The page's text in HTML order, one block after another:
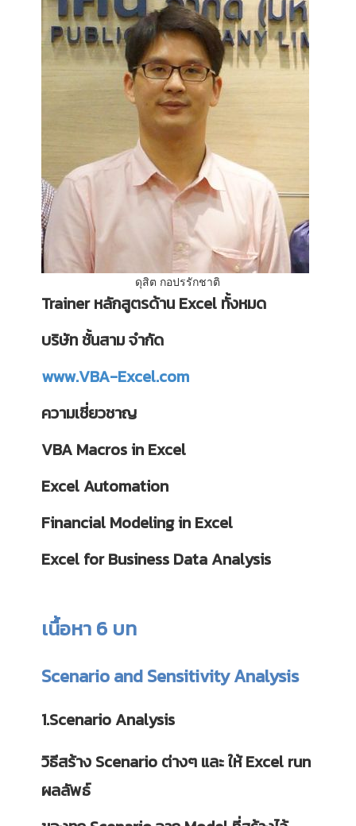
ดุสิต กอปรรักชาติ
Trainer หลักสูตรด้าน Excel ทั้งหมด
บริษัท ชั้นสาม จำกัด
www.VBA-Excel.com
ความเชี่ยวชาญ
VBA Macros in Excel
Excel Automation
Financial Modeling in Excel
Excel for Business Data Analysis
เนื้อหา 6 บท
Scenario and Sensitivity Analysis
1.Scenario Analysis
วิธีสร้าง Scenario ต่างๆ และ ให้ Excel run
ผลลัพธ์